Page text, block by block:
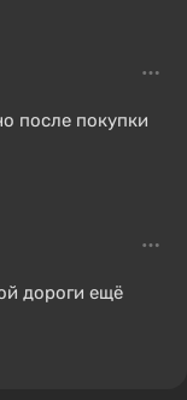
после покупки
дороги ещё